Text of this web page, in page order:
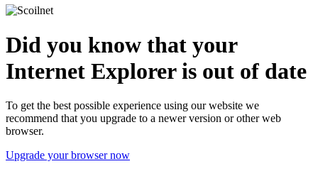
Did you know that your
Internet Explorer is out of date
To get the best possible experience using our website we
recommend that you upgrade to a newer version or other web
browser.
Upgrade your browser now